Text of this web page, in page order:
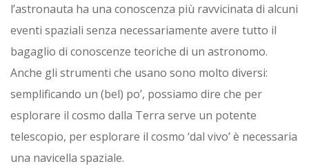
l’astronauta ha una conoscenza più ravvicinata di alcuni
eventi spaziali senza necessariamente avere tutto il
bagaglio di conoscenze teoriche di un astronomo.
Anche gli strumenti che usano sono molto diversi:
semplificando un (bel) po’, possiamo dire che per
esplorare il cosmo dalla Terra serve un potente
telescopio, per esplorare il cosmo ‘dal vivo’ è necessaria
una navicella spaziale.